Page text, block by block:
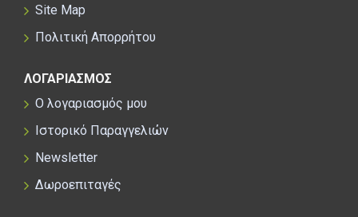
Site Map
Πολιτική Απορρήτου
ΛΟΓΑΡΙΑΣΜΟΣ
Ο λογαριασμός μου
Ιστορικό Παραγγελιών
Newsletter
Δωροεπιταγές